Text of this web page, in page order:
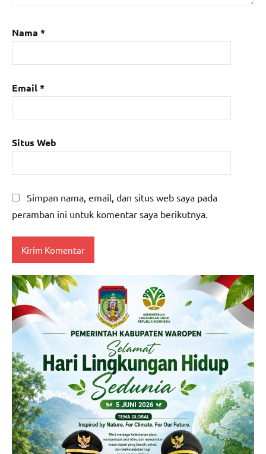
Nama *
Email*
Situs Web
Simpan nama, email, dan situs web saya pada
peramban ini untuk komentar saya berikutnya.